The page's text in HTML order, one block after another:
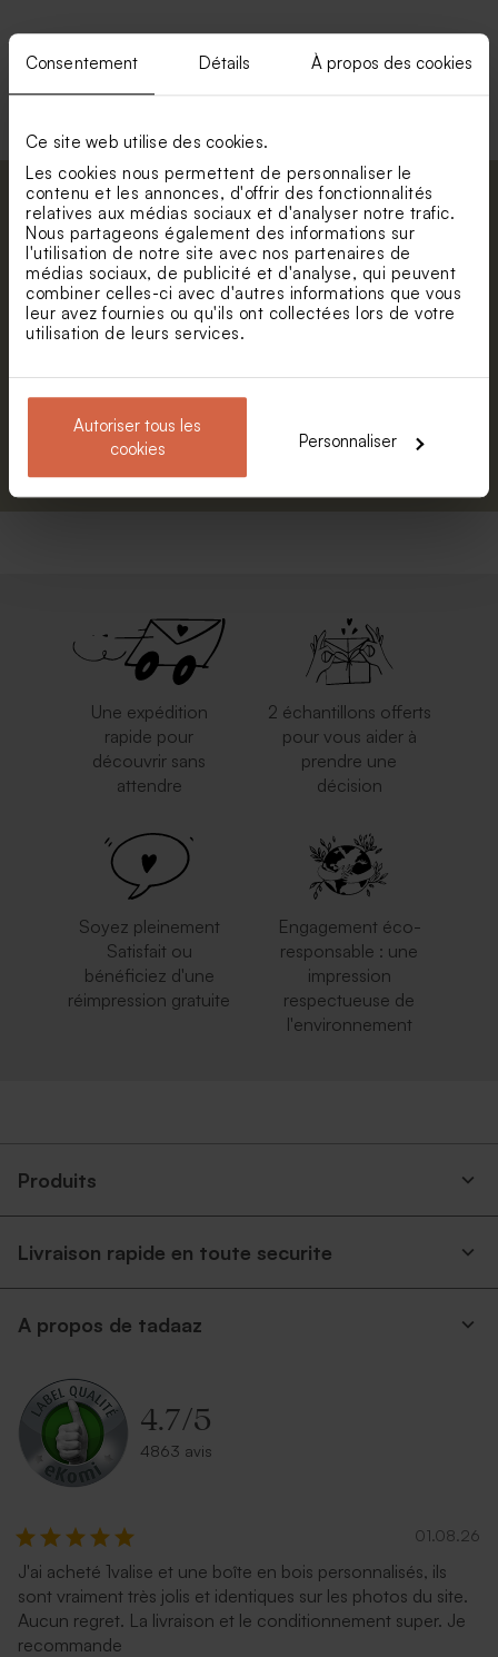
Consentement Détails À propos des cookies
Ce site web utilise des cookies.
Les cookies nous permettent de personnaliser le
contenu et les annonces, d'offrir des fonctionnalités
relatives aux médias sociaux et d'analyser notre trafic.
Nous partageons également des informations sur
l'utilisation de notre site avec nos partenaires de
médias sociaux, de publicité et d'analyse, qui peuvent
combiner celles-ci avec d'autres informations que vous
leur avez fournies ou qu'ils ont collectées lors de votre
utilisation de leurs services.
Autoriser tous les
cookies
Personnaliser
Voir toute la collection Enveloppe
Abonnez-vous à la newsletter et restez
informé. Petite surprise : bénéficiez de 5%
de réduction.
Prénom
Une expédition
rapide pour
découvrir sans
attendre
2 échantillons offerts
pour vous aider à
prendre une
décision
Soyez pleinement
Satisfait ou
bénéficiez d'une
réimpression gratuite
Engagement éco-
responsable : une
impression
respectueuse de
l'environnement
Produits
Livraison rapide en toute securite
A propos de tadaaz
4.7/5
4863 avis
01.08.26
J'ai acheté 1valise et une boîte en bois personnalisés, ils
sont vraiment très jolis et identiques sur les photos du site.
Aucun regret. La livraison et le conditionnement super. Je
recommande